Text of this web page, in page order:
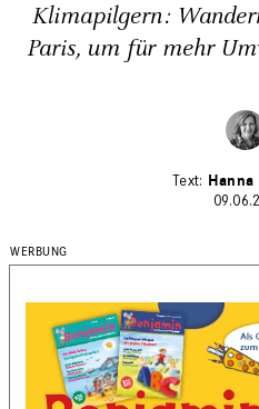
Klimapilgern:
Paris, um für mehr
Hanna